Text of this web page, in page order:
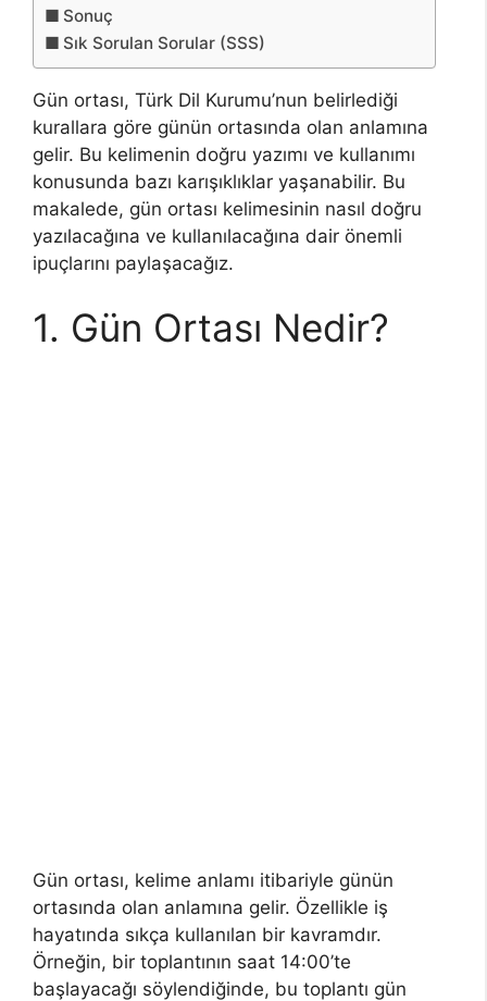
Sonuç
Sık Sorulan Sorular (SSS)
Gün ortası, Türk Dil Kurumu’nun belirlediği
kurallara göre günün ortasında olan anlamına
gelir. Bu kelimenin doğru yazımı ve kullanımı
konusunda bazı karışıklıklar yaşanabilir. Bu
makalede, gün ortası kelimesinin nasıl doğru
yazılacağına ve kullanılacağına dair önemli
ipuçlarını paylaşacağız.
1. Gün Ortası Nedir?
Gün ortası, kelime anlamı itibariyle günün
ortasında olan anlamına gelir. Özellikle iş
hayatında sıkça kullanılan bir kavramdır.
Örneğin, bir toplantının saat 14:00’te
başlayacağı söylendiğinde, bu toplantı gün